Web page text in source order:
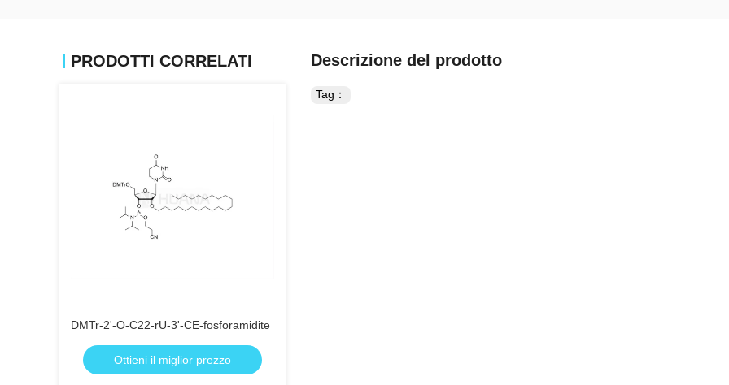
PRODOTTI CORRELATI
DMTr-2'-O-C22-rU-3'-CE-fosforamidite
Ottieni il miglior prezzo
Descrizione del prodotto
Tag：